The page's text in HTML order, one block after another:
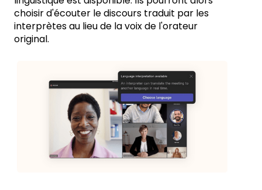
choisir d'écouter le discours traduit par les
interprètes au lieu de la voix de l'orateur
original.